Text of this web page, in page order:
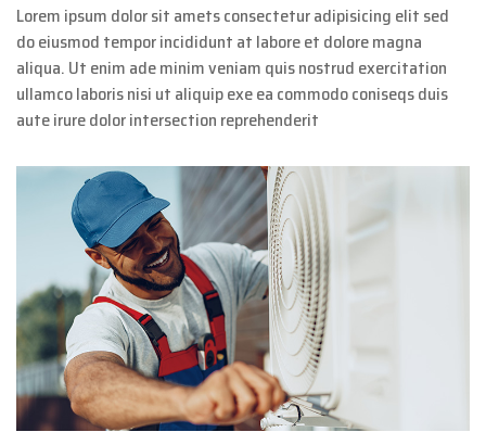
Lorem ipsum dolor sit amets consectetur adipisicing elit sed
do eiusmod tempor incididunt at labore et dolore magna
aliqua. Ut enim ade minim veniam quis nostrud exercitation
ullamco laboris nisi ut aliquip exe ea commodo coniseqs duis
aute irure dolor intersection reprehenderit